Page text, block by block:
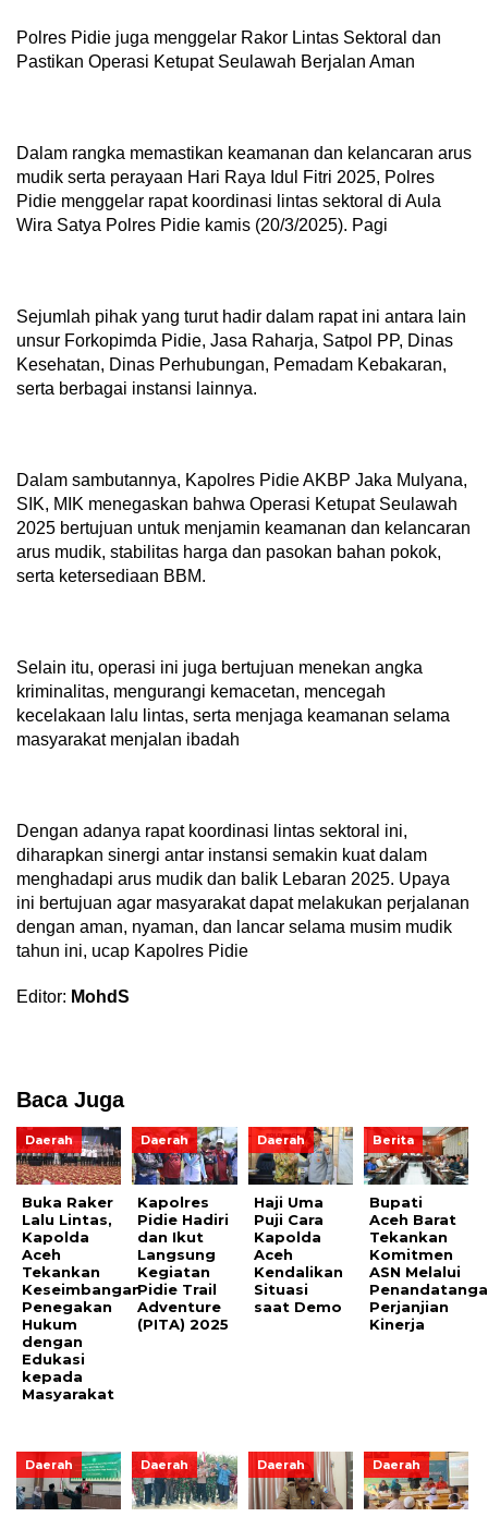
Polres Pidie juga menggelar Rakor Lintas Sektoral dan
Pastikan Operasi Ketupat Seulawah Berjalan Aman
Dalam rangka memastikan keamanan dan kelancaran arus
mudik serta perayaan Hari Raya Idul Fitri 2025, Polres
Pidie menggelar rapat koordinasi lintas sektoral di Aula
Wira Satya Polres Pidie kamis (20/3/2025). Pagi
Sejumlah pihak yang turut hadir dalam rapat ini antara lain
unsur Forkopimda Pidie, Jasa Raharja, Satpol PP, Dinas
Kesehatan, Dinas Perhubungan, Pemadam Kebakaran,
serta berbagai instansi lainnya.
Dalam sambutannya, Kapolres Pidie AKBP Jaka Mulyana,
SIK, MIK menegaskan bahwa Operasi Ketupat Seulawah
2025 bertujuan untuk menjamin keamanan dan kelancaran
arus mudik, stabilitas harga dan pasokan bahan pokok,
serta ketersediaan BBM.
Selain itu, operasi ini juga bertujuan menekan angka
kriminalitas, mengurangi kemacetan, mencegah
kecelakaan lalu lintas, serta menjaga keamanan selama
masyarakat menjalan ibadah
Dengan adanya rapat koordinasi lintas sektoral ini,
diharapkan sinergi antar instansi semakin kuat dalam
menghadapi arus mudik dan balik Lebaran 2025. Upaya
ini bertujuan agar masyarakat dapat melakukan perjalanan
dengan aman, nyaman, dan lancar selama musim mudik
tahun ini, ucap Kapolres Pidie
Editor: MohdS
Baca Juga
Daerah
Buka Raker
Lalu Lintas,
Kapolda
Aceh
Tekankan
Keseimbangan
Penegakan
Hukum
dengan
Edukasi
kepada
Masyarakat
Daerah
Kapolres
Pidie Hadiri
dan Ikut
Langsung
Kegiatan
Pidie Trail
Adventure
(PITA) 2025
Daerah
Haji Uma
Puji Cara
Kapolda
Aceh
Kendalikan
Situasi
saat Demo
Berita
Bupati
Aceh Barat
Tekankan
Komitmen
ASN Melalui
Perjanjian
Kinerja
Daerah Daerah Daerah Daerah